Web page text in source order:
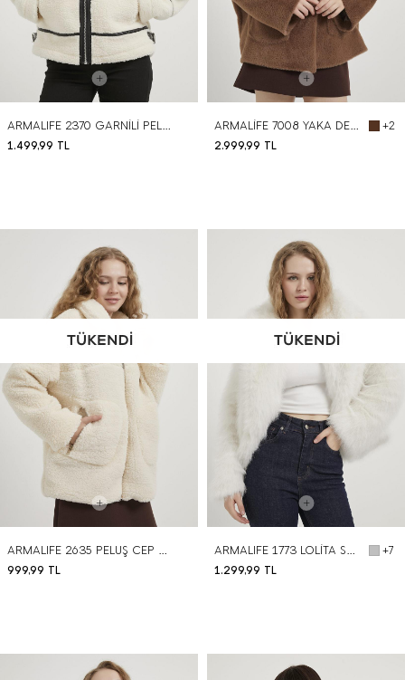
ARMALIFE 2370 GARNİLİ PELUŞ DİK YAKA KADIN KABAN
1.499,99 TL
ARMALİFE 7008 YAKA DETAYLI CEPLİ DÜĞMELİ KADIN KISA KABAN
+2
2.999,99 TL
ARMALIFE 2635 PELUŞ CEP DETAYLI KADIN KABAN
999,99 TL
ARMALIFE 1773 LOLİTA SUNİ KÜRK KADIN KABAN
+7
1.299,99 TL